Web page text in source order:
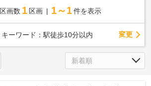
区画数 1 区画 1～1 件を表示
キーワード：駅徒歩10分以内 変更